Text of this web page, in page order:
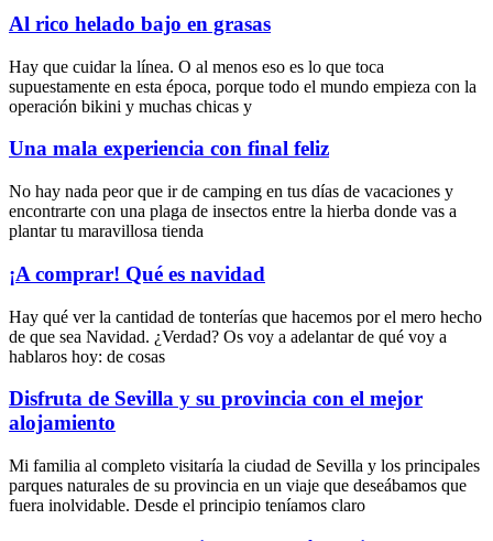
Al rico helado bajo en grasas
Hay que cuidar la línea. O al menos eso es lo que toca
supuestamente en esta época, porque todo el mundo empieza con la
operación bikini y muchas chicas y
Una mala experiencia con final feliz
No hay nada peor que ir de camping en tus días de vacaciones y
encontrarte con una plaga de insectos entre la hierba donde vas a
plantar tu maravillosa tienda
¡A comprar! Qué es navidad
Hay qué ver la cantidad de tonterías que hacemos por el mero hecho
de que sea Navidad. ¿Verdad? Os voy a adelantar de qué voy a
hablaros hoy: de cosas
Disfruta de Sevilla y su provincia con el mejor
alojamiento
Mi familia al completo visitaría la ciudad de Sevilla y los principales
parques naturales de su provincia en un viaje que deseábamos que
fuera inolvidable. Desde el principio teníamos claro